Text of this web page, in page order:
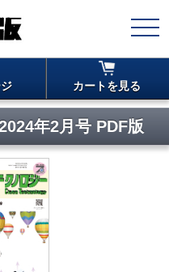
カートを見る
年2月号 PDF版